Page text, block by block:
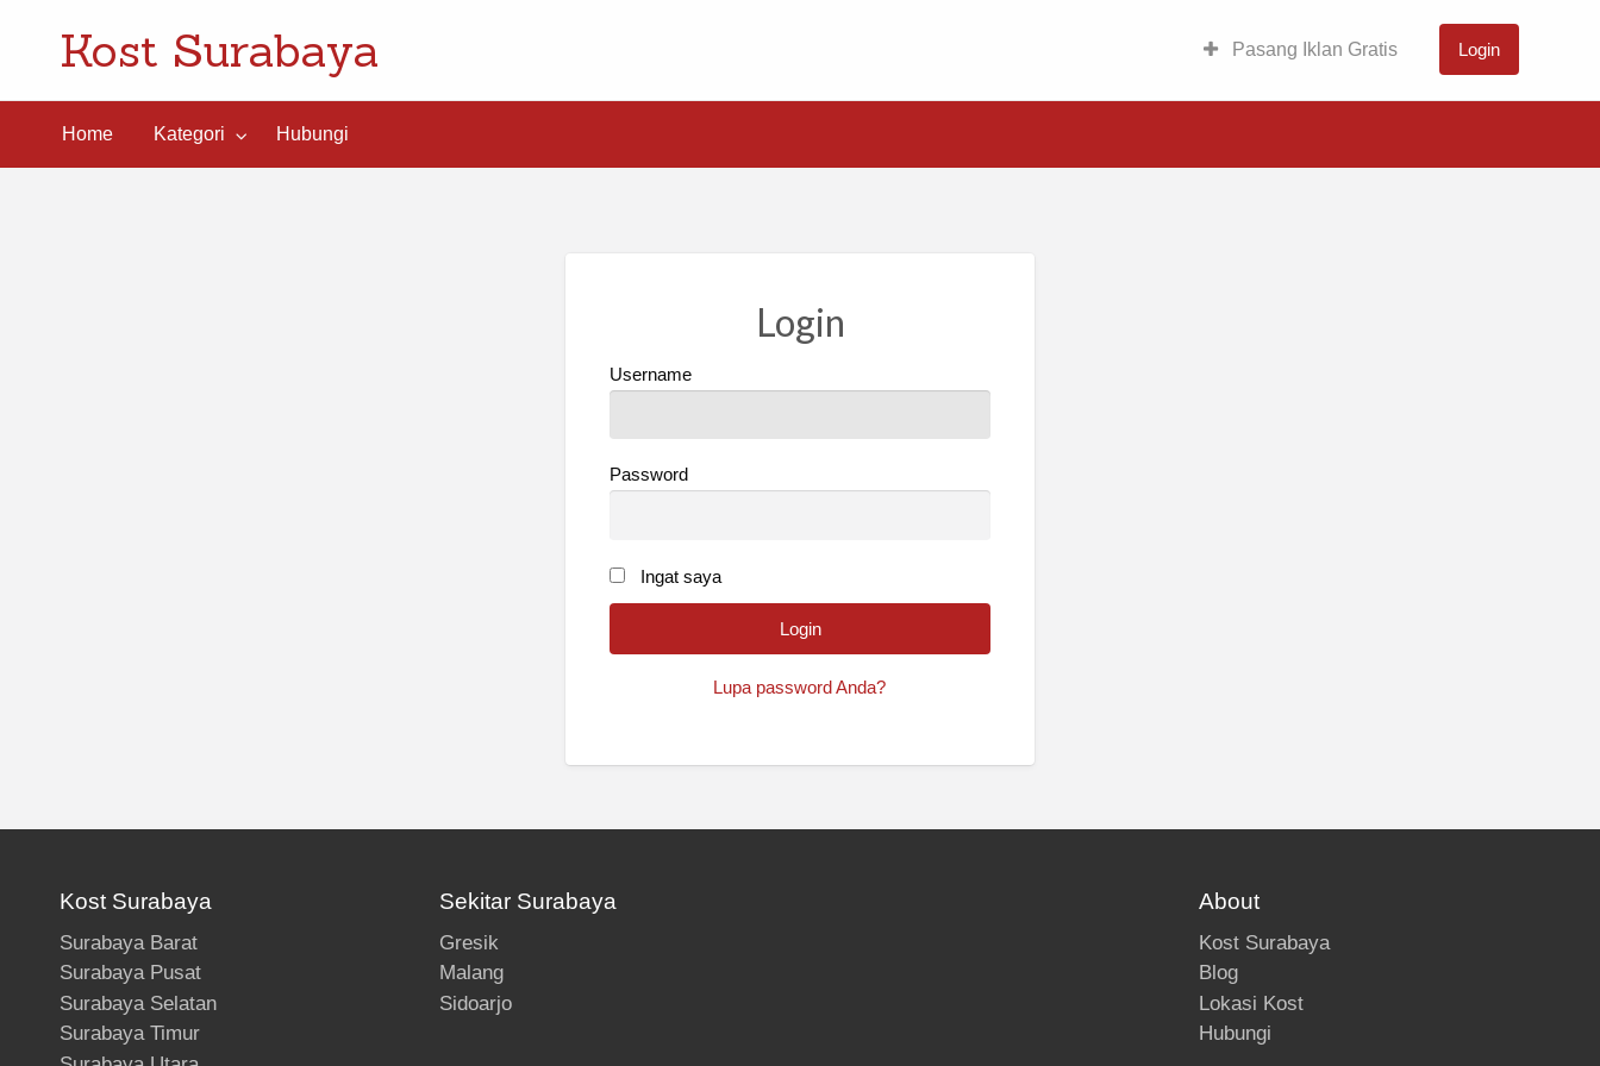
Kost Surabaya Pasang Iklan Gratis Login
Home Kategori Hubungi
Login
Username
Password
Ingat saya
Lupa password Anda?
Kost Surabaya
Surabaya Barat
Surabaya Pusat
Surabaya Selatan
Surabaya Timur
Sekitar Surabaya
Gresik
Malang
Sidoarjo
About
Kost Surabaya
Blog
Lokasi Kost
Hubungi